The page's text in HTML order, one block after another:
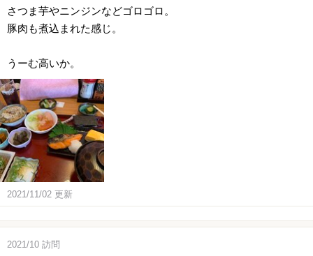
さつま芋やニンジンなどゴロゴロ。
豚肉も煮込まれた感じ。
うーむ高いか。
2021/11/02 更新
2021/10 訪問